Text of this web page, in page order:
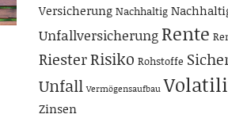
Versicherung Nachhaltig
Unfallversicherung Rente
RiesterRisiko Rohstoffe
Unfall Vermögensaufbau
Zinsen